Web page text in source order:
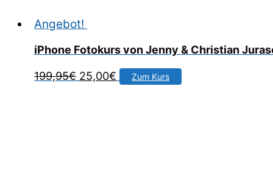
Angebot!
iPhone Fotokurs von Jenny & Christian
199,95€ Ursprünglicher
25,00€ Aktueller
Zum Kurs